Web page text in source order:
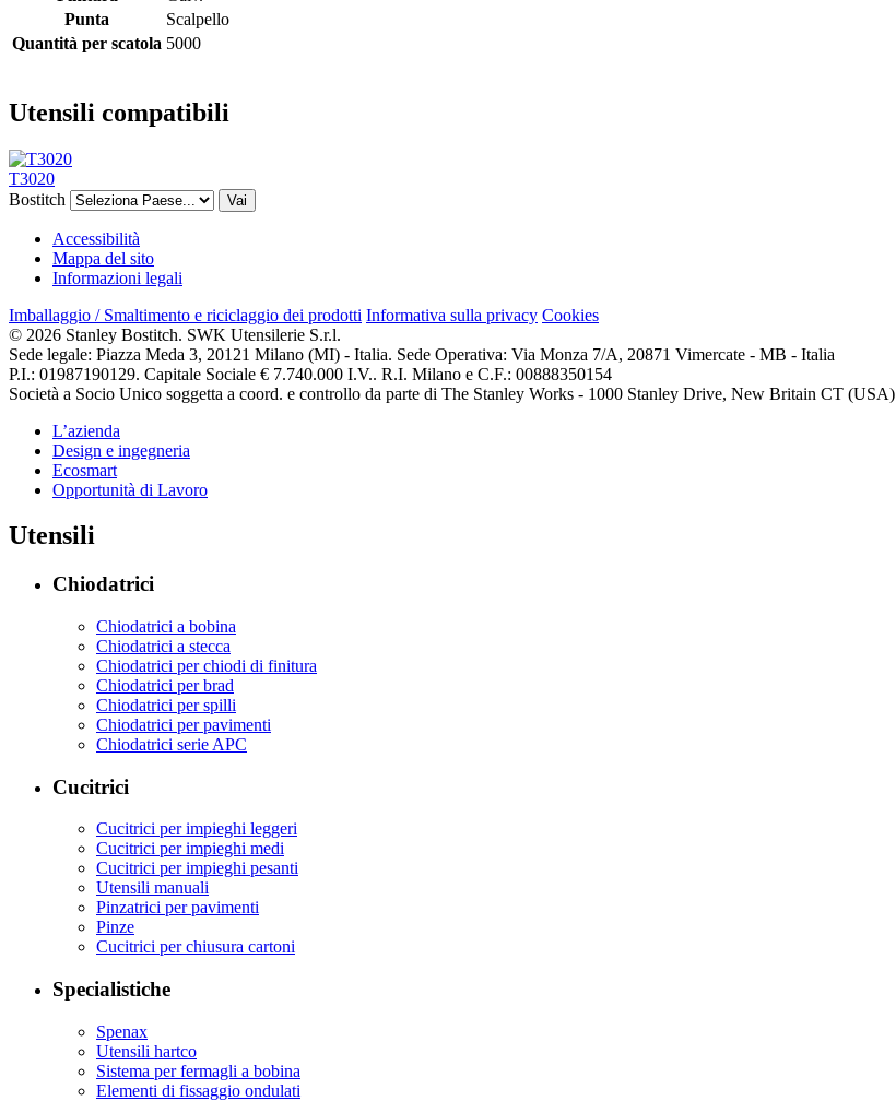
Punta
Scalpello
Quantità per scatola 5000
Utensili compatibili
T3020
Bostitch
Vai
Accessibilità
Mappa del sito
Informazioni legali
Imballaggio / Smaltimento e riciclaggio dei prodotti Informativa sulla privacy Cookies
© 2026 Stanley Bostitch. SWK Utensilerie S.r.l.
Sede legale: Piazza Meda 3, 20121 Milano (MI) - Italia. Sede Operativa: Via Monza 7/A, 20871 Vimercate - MB - Italia
P.I.: 01987190129. Capitale Sociale € 7.740.000 I.V.. R.I. Milano e C.F.: 00888350154
Società a Socio Unico soggetta a coord. e controllo da parte di The Stanley Works - 1000 Stanley Drive, New Britain CT (USA)
L’azienda
Design e ingegneria
Ecosmart
Opportunità di Lavoro
Utensili
Chiodatrici
Chiodatrici a bobina
Chiodatrici a stecca
Chiodatrici per chiodi di finitura
Chiodatrici per brad
Chiodatrici per spilli
Chiodatrici per pavimenti
Chiodatrici serie APC
Cucitrici
Cucitrici per impieghi leggeri
Cucitrici per impieghi medi
Cucitrici per impieghi pesanti
Utensili manuali
Pinzatrici per pavimenti
Pinze
Cucitrici per chiusura cartoni
Specialistiche
Spenax
Utensili hartco
Sistema per fermagli a bobina
Elementi di fissaggio ondulati